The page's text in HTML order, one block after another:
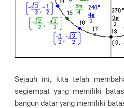
Sejauh ini, kita telah
segiempat yang memiliki
bangun datar yang memiliki